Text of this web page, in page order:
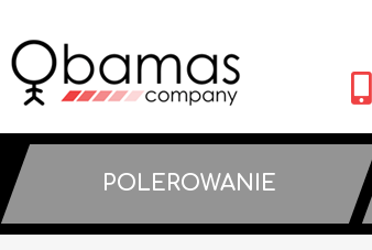
POLEROWANIE